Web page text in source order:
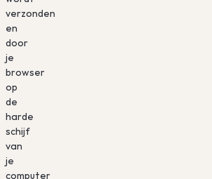
verzonden
en
door
je
browser
op
de
harde
schijf
van
je
computer